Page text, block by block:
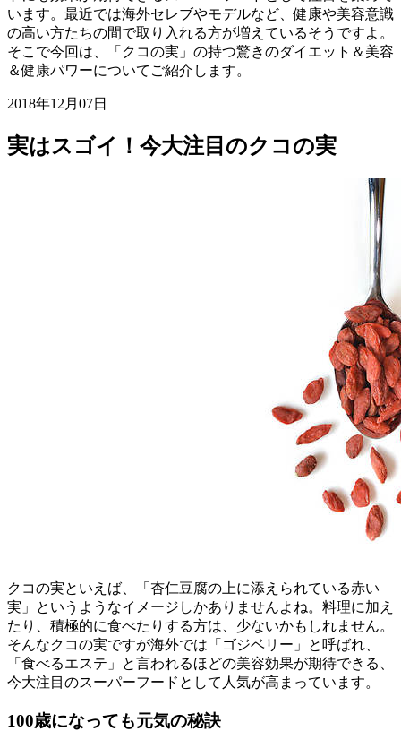
います。最近では海外セレブやモデルなど、健康や美容意識
の高い方たちの間で取り入れる方が増えているそうですよ。
そこで今回は、「クコの実」の持つ驚きのダイエット＆美容
＆健康パワーについてご紹介します。
2018年12月07日
実はスゴイ！今大注目のクコの実
クコの実といえば、「杏仁豆腐の上に添えられている赤い
実」というようなイメージしかありませんよね。料理に加え
たり、積極的に食べたりする方は、少ないかもしれません。
そんなクコの実ですが海外では「ゴジベリー」と呼ばれ、
「食べるエステ」と言われるほどの美容効果が期待できる、
今大注目のスーパーフードとして人気が高まっています。
100歳になっても元気の秘訣